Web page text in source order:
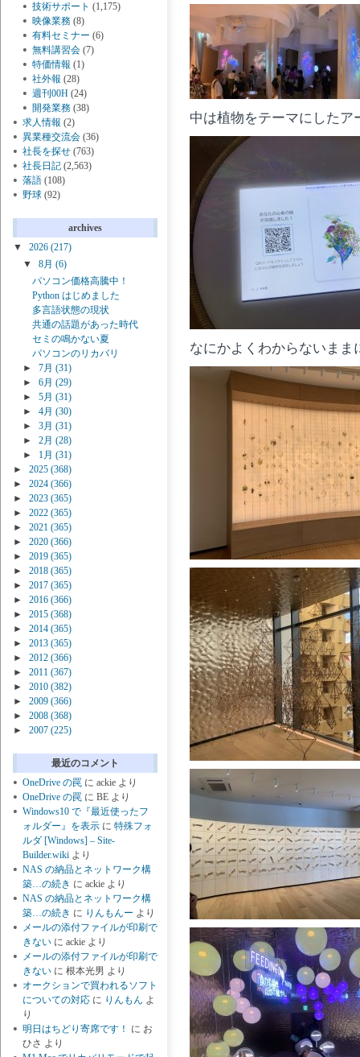
技術サポート (1,175)
映像業務 (8)
有料セミナー (6)
無料講習会 (7)
特価情報 (1)
社外報 (28)
週刊00H (24)
開発業務 (38)
求人情報 (2)
異業種交流会 (36)
社長を探せ (763)
社長日記 (2,563)
落語 (108)
野球 (92)
archives
▼
2026 (217)
▼
8月 (6)
パソコン価格高騰中！
Python はじめました
多言語状態の現状
共通の話題があった時代
セミの鳴かない夏
パソコンのリカバリ
►
7月 (31)
►
6月 (29)
►
5月 (31)
►
4月 (30)
►
3月 (31)
►
2月 (28)
►
1月 (31)
►
2025 (368)
►
2024 (366)
►
2023 (365)
►
2022 (365)
►
2021 (365)
►
2020 (366)
►
2019 (365)
►
2018 (365)
►
2017 (365)
►
2016 (366)
►
2015 (368)
►
2014 (365)
►
2013 (365)
►
2012 (366)
►
2011 (367)
►
2010 (382)
►
2009 (366)
►
2008 (368)
►
2007 (225)
最近のコメント
OneDrive の罠 に ackie より
OneDrive の罠 に BE より
Windows10 で『最近使ったフ
ォルダー』を表示 に 特殊フォ
ルダ [Windows] – Site-
Builder.wiki より
NAS の納品とネットワーク構
築…の続き に ackie より
NAS の納品とネットワーク構
築…の続き に りんもんー より
メールの添付ファイルが印刷で
きない に ackie より
メールの添付ファイルが印刷で
きない に 根本光男 より
オークションで買われるソフト
についての対応 に りんもん よ
り
明日はちどり寄席です！
に お
ひさ より
中は植物をテーマにした
なにかよくわからないま